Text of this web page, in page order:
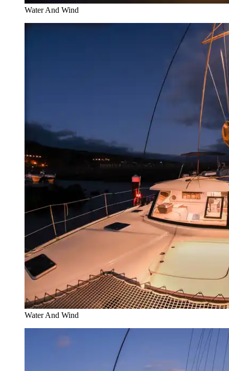
Water And Wind
Water And Wind